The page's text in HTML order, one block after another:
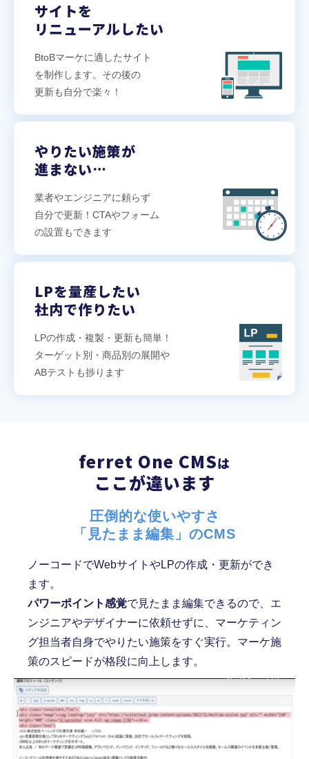
サイトを
リニューアルしたい
BtoBマーケに適したサイト
を制作します。その後の
更新も自分で楽々！
やりたい施策が
進まない…
業者やエンジニアに頼らず
自分で更新！CTAやフォーム
の設置もできます
LPを量産したい
社内で作りたい
LPの作成・複製・更新も簡単！
ターゲット別・商品別の展開や
ABテストも捗ります
ferret One CMSは
ここが違います
圧倒的な使いやすさ
「見たまま編集」のCMS
ノーコードでWebサイトやLPの作成・更新ができ
ます。
パワーポイント感覚で見たまま編集できるので、エ
ンジニアやデザイナーに依頼せずに、マーケティン
グ担当者自身でやりたい施策をすぐ実行。マーケ施
策のスピードが格段に向上します。